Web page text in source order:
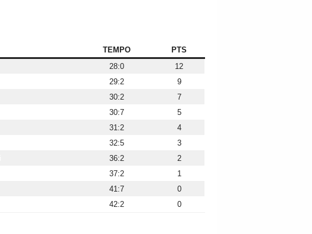
TEMPO
PTS
28:0
12
29:2
9
30:2
7
30:7
5
31:2
4
32:5
3
36:2
2
37:2
1
41:7
0
42:2
0